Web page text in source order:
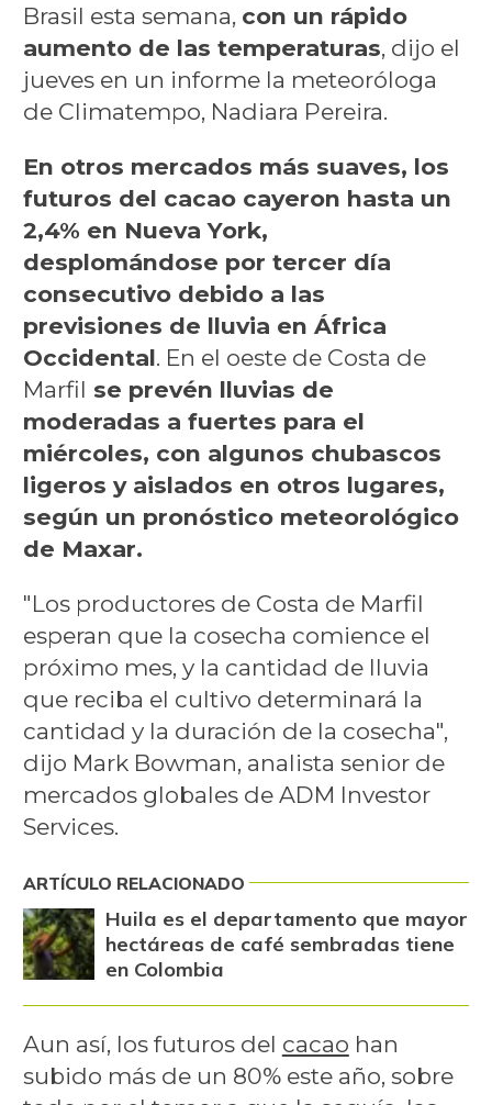
Brasil esta semana, con un rápido
aumento de las temperaturas, dijo el
jueves en un informe la meteoróloga
de Climatempo, Nadiara Pereira.
En otros mercados más suaves, los
futuros del cacao cayeron hasta un
2,4% en Nueva York,
desplomándose por tercer día
consecutivo debido a las
previsiones de lluvia en África
Occidental. En el oeste de Costa de
Marfil se prevén lluvias de
moderadas a fuertes para el
miércoles, con algunos chubascos
ligeros y aislados en otros lugares,
según un pronóstico meteorológico
de Maxar.
"Los productores de Costa de Marfil
esperan que la cosecha comience el
próximo mes, y la cantidad de lluvia
que reciba el cultivo determinará la
cantidad y la duración de la cosecha",
dijo Mark Bowman, analista senior de
mercados globales de ADM Investor
Services.
ARTÍCULO RELACIONADO
Huila es el departamento que mayor
hectáreas de café sembradas tiene
en Colombia
Aun así, los futuros del cacao han
subido más de un 80% este año, sobre